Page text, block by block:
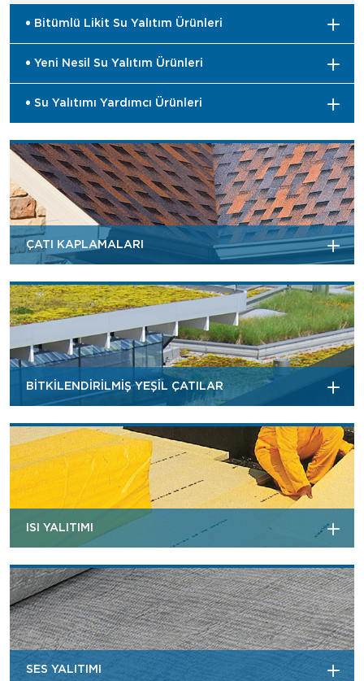
Bitümlü Likit Su Yalıtım Ürünleri
Yeni Nesil Su Yalıtım Ürünleri
Su Yalıtımı Yardımcı Ürünleri
ÇATI KAPLAMALARI
BİTKİLENDİRİLMİŞ YEŞİL ÇATILAR
ISI YALITIMI
SES YALITIMI